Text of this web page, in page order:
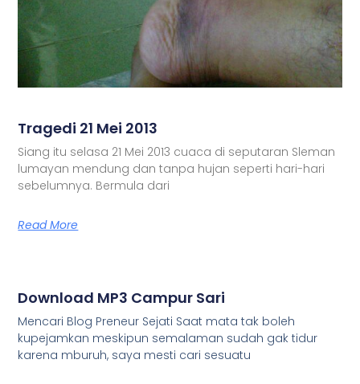
Tragedi 21 Mei 2013
Siang itu selasa 21 Mei 2013 cuaca di seputaran Sleman
lumayan mendung dan tanpa hujan seperti hari-hari
sebelumnya. Bermula dari
Read More
Download MP3 Campur Sari
Mencari Blog Preneur Sejati Saat mata tak boleh
kupejamkan meskipun semalaman sudah gak tidur
karena mburuh, saya mesti cari sesuatu